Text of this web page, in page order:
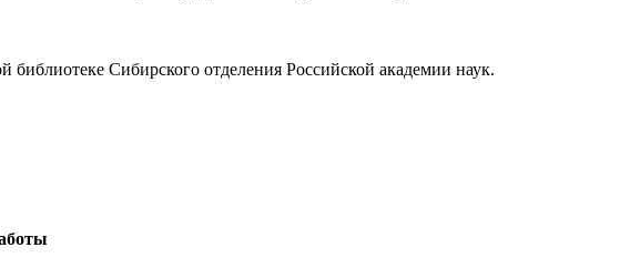
Сибирского отделения Российской академии наук.